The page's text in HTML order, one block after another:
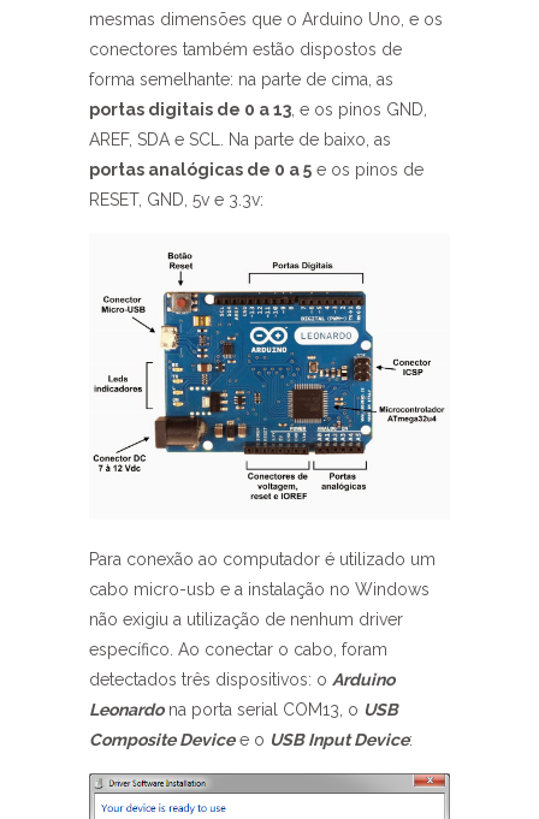
mesmas dimensões que o Arduino Uno, e os
conectores também estão dispostos de
forma semelhante: na parte de cima, as
portas digitais de 0 a 13 , e os pinos GND,
AREF, SDA e SCL. Na parte de baixo, as
portas analógicas de 0 a 5 e os pinos de
RESET, GND, 5v e 3.3v:
Para conexão ao computador é utilizado um
cabo micro-usb e a instalação no Windows
não exigiu a utilização de nenhum driver
específico. Ao conectar o cabo, foram
detectados três dispositivos: o Arduino
Leonardona porta serial COM13, o USB
Composite Devicee o USB Input Device: